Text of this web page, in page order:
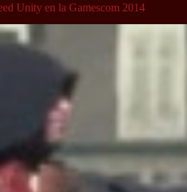
Unity en la Gamescom 2014